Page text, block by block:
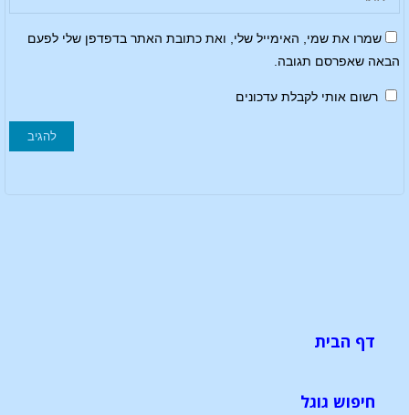
שמרו את שמי, האימייל שלי, ואת כתובת האתר בדפדפן שלי לפעם
הבאה שאפרסם תגובה.
רשום אותי לקבלת עדכונים
דף הבית
חיפוש גוגל